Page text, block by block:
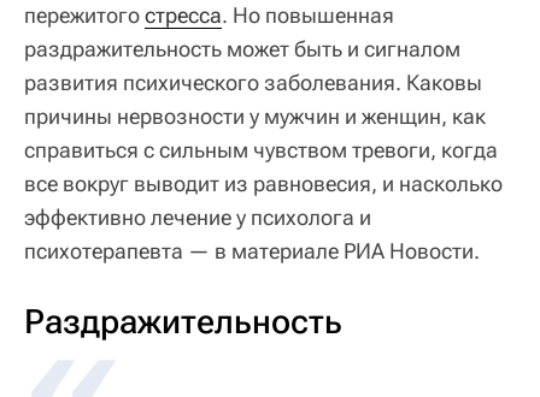
пережитогостресса. Но повышенная
раздражительность может быть и сигналом
развития психического заболевания. Каковы
причины нервозности у мужчин и женщин, как
справиться с сильным чувством тревоги, когда
все вокруг выводит из равновесия, и насколько
эффективно лечение у психолога и
психотерапевта — в материале РИА Новости.
Раздражительность